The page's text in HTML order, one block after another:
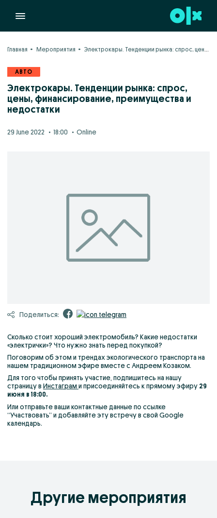
Главная Мероприятия Электрокары. Тенденции рынка: спрос, цены, финансирование, преимущества и недостатки
АВТО
Электрокары. Тенденции рынка: спрос,
цены, финансирование, преимущества и
недостатки
29 June 2022 18:00 Online
Поделиться:
Сколько стоит хороший электромобиль? Какие недостатки
«электрички»? Что нужно знать перед покупкой?
Поговорим об этом и трендах экологического транспорта на
нашем традиционном эфире вместе с Андреем Козаком.
Для того чтобы принять участие, подпишитесь на нашу
страницу в Инстаграм и присоединяйтесь к прямому эфиру 29
июня в 18:00.
Или отправьте ваши контактные данные по ссылке
“Участвовать” и добавляйте эту встречу в свой Google
календарь.
Другие мероприятия